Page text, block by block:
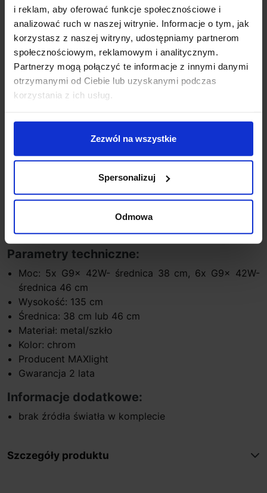
i reklam, aby oferować funkcje społecznościowe i
analizować ruch w naszej witrynie. Informacje o tym, jak
korzystasz z naszej witryny, udostępniamy partnerom
społecznościowym, reklamowym i analitycznym.
Partnerzy mogą połączyć te informacje z innymi danymi
otrzymanymi od Ciebie lub uzyskanymi podczas
korzystania z ich usług.
Zezwól na wszystkie
Spersonalizuj
Odmowa
Koszt dostawy
Zapytaj o produkt
Opis
MAXlight DIAMANTE P0236, P0238to luksusowa
lampa wisząca, dostępna w 2 rozmiarach. Okrągła,
dodadzą wnętrzu blasku. Źródłem światła są żarówki
G9 o mocy max 42W. Lampa idealnie będzie pasować
do nowoczesnych salonów, jadalni lub restauracji.
Parametry techniczne:
Moc: 5x G9x 42W- średnica 38 cm, 6x G9x 42W-
średnica 46 cm
Wysokość: 135 cm
Średnica: 38 cm lub 46 cm
Materiał: metal/szkło
Kolor: chrom
Producent MAXlight
Gwarancja 2 lata
Informacje dodatkowe:
brak źródła światła w komplecie
Szczegóły produktu